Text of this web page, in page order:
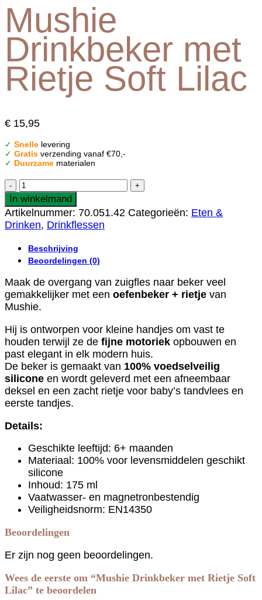
Mushie
Drinkbeker met
Rietje Soft Lilac
€ 15,95
✓ Snelle levering
✓ Gratis verzending vanaf €70,-
✓ Duurzame materialen
Mushie
Drinkbeker
met
Rietje
Soft
Lilac
aantal
In winkelmand
Artikelnummer: 70.051.42 Categorieën: Eten &
Drinken, Drinkflessen
Beschrijving
Beoordelingen (0)
Maak de overgang van zuigfles naar beker veel
gemakkelijker met een oefenbeker + rietje van
Mushie.
Hij is ontworpen voor kleine handjes om vast te
houden terwijl ze de fijne motoriek opbouwen en
past elegant in elk modern huis.
De beker is gemaakt van 100% voedselveilig
silicone en wordt geleverd met een afneembaar
deksel en een zacht rietje voor baby’s tandvlees en
eerste tandjes.
Details:
Geschikte leeftijd: 6+ maanden
Materiaal: 100% voor levensmiddelen geschikt
silicone
Inhoud: 175 ml
Vaatwasser- en magnetronbestendig
Veiligheidsnorm: EN14350
Beoordelingen
Er zijn nog geen beoordelingen.
Wees de eerste om “Mushie Drinkbeker met Rietje Soft
Lilac” te beoordelen